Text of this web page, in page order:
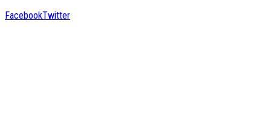
FacebookTwitter